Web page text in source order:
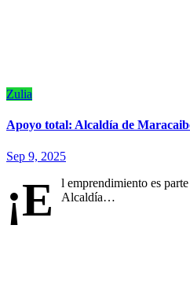
Zulia
Apoyo total: Alcaldía de
Sep 9, 2025
¡E
l emprendimiento es
Alcaldía…